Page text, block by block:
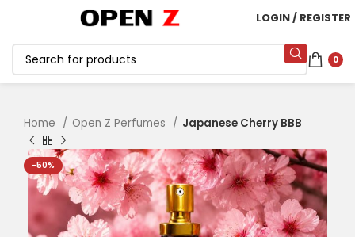
LOGIN / REGISTER
0
Home Open Z Perfumes Japanese Cherry BBB
-50%